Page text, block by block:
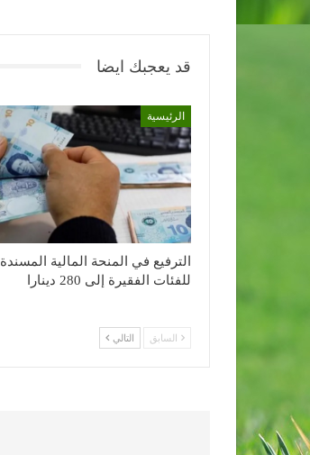
قد يعجبك ايضا
الرئيسية
الترفيع في المنحة المالية المسندة
للفئات الفقيرة إلى 280 دينارا
السابق التالي